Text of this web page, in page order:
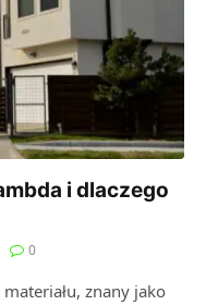
i dlaczego
0
znany jako